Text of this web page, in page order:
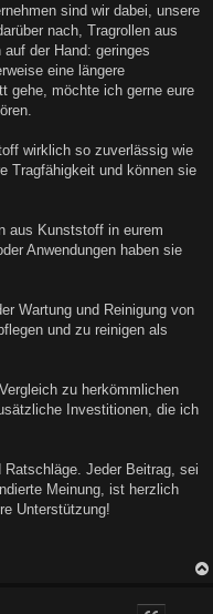
sind wir dabei, unsere
nach, Tragrollen aus
der Hand: geringes
eine längere
gehe, möchte ich gerne eure
wirklich so zuverlässig wie
Tragfähigkeit und können sie
aus Kunststoff in eurem
Anwendungen haben sie
Wartung und Reinigung von
und zu reinigen als
zu herkömmlichen
Investitionen, die ich
Ratschläge. Jeder Beitrag, sei
Meinung, ist herzlich
Unterstützung!